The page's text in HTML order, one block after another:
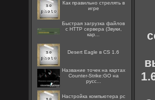
Как правильно стрелять в
игре
Быстрая загрузка файлов
с HTTP сервера (Звуки,
кар...
Desert Eagle в CS 1.6
Название точек на картах
Counter-Strike:GO на
русс...
Настройка компьютера pc